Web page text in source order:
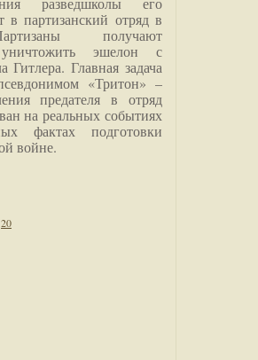
партизанский отряд в
получают
эшелон с
Главная задача
«Тритон» –
предателя в отряд
на реальных событиях
фактах подготовки
войне.
20